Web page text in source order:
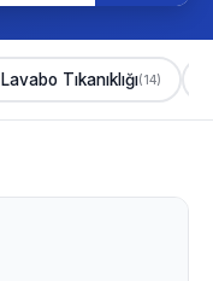
Lavabo Tıkanıklığı(14)